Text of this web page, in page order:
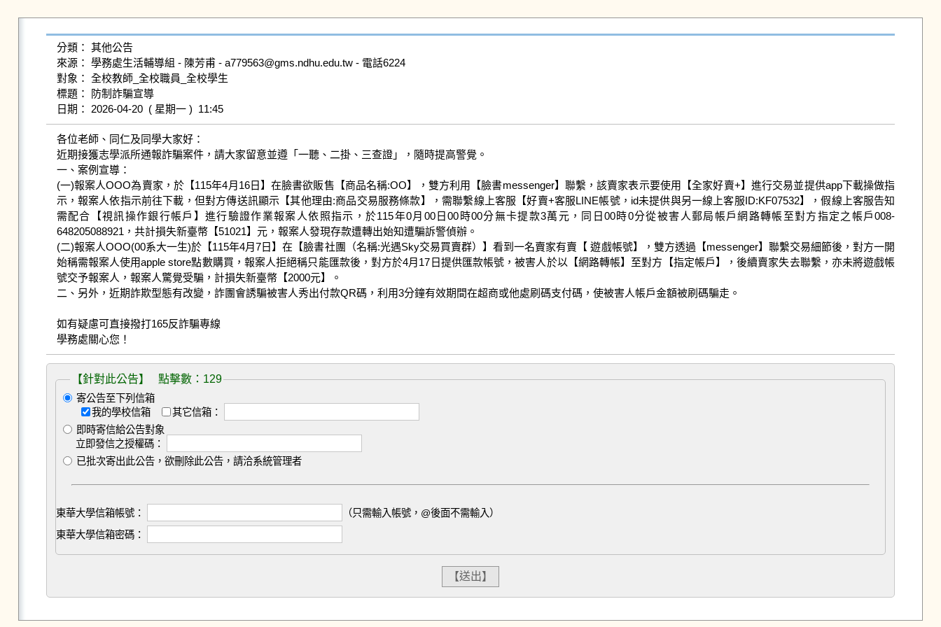
分類： 其他公告
來源： 學務處生活輔導組 - 陳芳甫 - a779563@gms.ndhu.edu.tw - 電話6224
對象： 全校教師_全校職員_全校學生
標題： 防制詐騙宣導
日期： 2026-04-20  ( 星期一 )  11:45
各位老師、同仁及同學大家好：
近期接獲志學派所通報詐騙案件，請大家留意並遵「一聽、二掛、三查證」，隨時提高警覺。
一、案例宣導：
(一)報案人OOO為賣家，於【115年4月16日】在臉書欲販售【商品名稱:OO】，雙方利用【臉書messenger】聯繫，該賣家表示要使用【全家好賣+】進行交易並提供app下載操做指
示，報案人依指示前往下載，但對方傳送訊顯示【其他理由:商品交易服務條款】，需聯繫線上客服【好賣+客服LINE帳號，id未提供與另一線上客服ID:KF07532】，假線上客服告知
需配合【視訊操作銀行帳戶】進行驗證作業報案人依照指示，於115年0月00日00時00分無卡提款3萬元，同日00時0分從被害人郵局帳戶網路轉帳至對方指定之帳戶008-
648205088921，共計損失新臺幣【51021】元，報案人發現存款遭轉出始知遭騙訴警偵辦。
(二)報案人OOO(00系大一生)於【115年4月7日】在【臉書社團（名稱:光遇Sky交易買賣群）】看到一名賣家有賣【 遊戲帳號】，雙方透過【messenger】聯繫交易細節後，對方一開
始稱需報案人使用apple store點數購買，報案人拒絕稱只能匯款後，對方於4月17日提供匯款帳號，被害人於以【網路轉帳】至對方【指定帳戶】，後續賣家失去聯繫，亦未將遊戲帳
號交予報案人，報案人驚覺受騙，計損失新臺幣【2000元】。
二、另外，近期詐欺型態有改變，詐團會誘騙被害人秀出付款QR碼，利用3分鐘有效期間在超商或他處刷碼支付碼，使被害人帳戶金額被刷碼騙走。
如有疑慮可直接撥打165反詐騙專線
學務處關心您！
【針對此公告】 點擊數：129
寄公告至下列信箱
我的學校信箱
其它信箱：
即時寄信給公告對象
立即發信之授權碼：
已批次寄出此公告，欲刪除此公告，請洽系統管理者
東華大學信箱帳號：
（只需輸入帳號，@後面不需輸入）
東華大學信箱密碼：